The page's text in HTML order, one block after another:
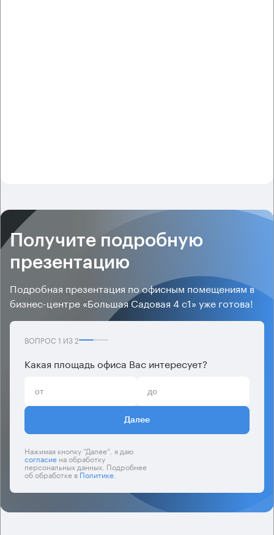
Получите подробную
презентацию
Подробная презентация по офисным помещениям в
бизнес-центре «Большая Садовая 4 с1» уже готова!
ВОПРОС 1 ИЗ2
Какая площадь офиса Вас интересует?
Далее
Нажимая кнопку “Далее”, я даю
согласиена обработку
персональных данных. Подробнее
об обработке вПолитике.